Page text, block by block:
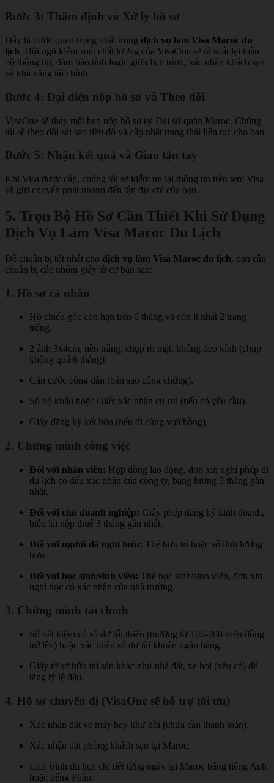
Bước 3: Thẩm định và Xử lý hồ sơ
Đây là bước quan trọng nhất trong dịch vụ làm Visa Maroc du
lịch. Đội ngũ kiểm soát chất lượng của VisaOne sẽ rà soát lại toàn
bộ thông tin, đảm bảo tính logic giữa lịch trình, xác nhận khách sạn
và khả năng tài chính.
Bước 4: Đại diện nộp hồ sơ và Theo dõi
VisaOne sẽ thay mặt bạn nộp hồ sơ tại Đại sứ quán Maroc. Chúng
tôi sẽ theo dõi sát sao tiến độ và cập nhật trạng thái liên tục cho bạn.
Bước 5: Nhận kết quả và Giao tận tay
Khi Visa được cấp, chúng tôi sẽ kiểm tra lại thông tin trên tem Visa
và gửi chuyển phát nhanh đến tận địa chỉ của bạn.
5. Trọn Bộ Hồ Sơ Cần Thiết Khi Sử Dụng
Dịch Vụ Làm Visa Maroc Du Lịch
Để chuẩn bị tốt nhất cho dịch vụ làm Visa Maroc du lịch, bạn cần
chuẩn bị các nhóm giấy tờ cơ bản sau:
1. Hồ sơ cá nhân
Hộ chiếu gốc còn hạn trên 6 tháng và còn ít nhất 2 trang
trống.
2 ảnh 3x4cm, nền trắng, chụp rõ mặt, không đeo kính (chụp
không quá 6 tháng).
Căn cước công dân (bản sao công chứng).
Sổ hộ khẩu hoặc Giấy xác nhận cư trú (nếu có yêu cầu).
Giấy đăng ký kết hôn (nếu đi cùng vợ/chồng).
2. Chứng minh công việc
Đối với nhân viên: Hợp đồng lao động, đơn xin nghỉ phép đi
du lịch có dấu xác nhận của công ty, bảng lương 3 tháng gần
nhất.
Đối với chủ doanh nghiệp: Giấy phép đăng ký kinh doanh,
biên lai nộp thuế 3 tháng gần nhất.
Đối với người đã nghỉ hưu: Thẻ hưu trí hoặc sổ lĩnh lương
hưu.
Đối với học sinh/sinh viên: Thẻ học sinh/sinh viên, đơn xin
nghỉ học có xác nhận của nhà trường.
3. Chứng minh tài chính
Sổ tiết kiệm có số dư tối thiểu (thường từ 100-200 triệu đồng
trở lên) hoặc xác nhận số dư tài khoản ngân hàng.
Giấy tờ sở hữu tài sản khác như nhà đất, xe hơi (nếu có) để
tăng tỷ lệ đậu.
4. Hồ sơ chuyến đi (VisaOne sẽ hỗ trợ tối ưu)
Xác nhận đặt vé máy bay khứ hồi (chưa cần thanh toán).
Xác nhận đặt phòng khách sạn tại Maroc.
Lịch trình du lịch chi tiết từng ngày tại Maroc bằng tiếng Anh
hoặc tiếng Pháp.